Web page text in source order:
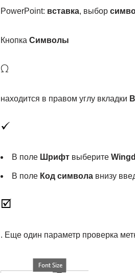
PowerPoint: вставка, выбор
Кнопка Символы
находится в правом углу вкладки
В поле Шрифтвыберите
В поле Код символавнизу
. Еще один параметр проверка